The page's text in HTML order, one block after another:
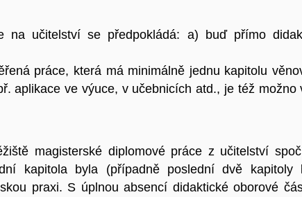
na učitelství se předpokládá: a) buď přímo
práce, která má minimálně jednu kapitolu
aplikace ve výuce, v učebnicích atd., je též
magisterské diplomové práce z učitelství
kapitola byla (případně poslední dvě kapitoly
praxi. S úplnou absencí didaktické oborové